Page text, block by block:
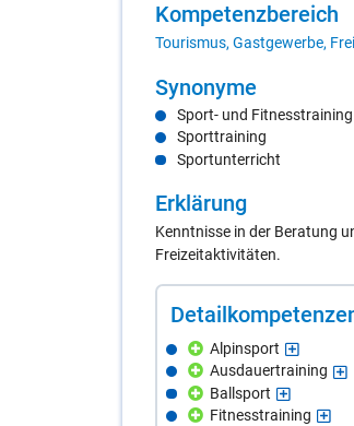
Kom­pe­tenz­be­reich
Tourismus, Gastgewerbe,
Syn­ony­me
Sport- und Fitnesstraining
Sporttraining
Sportunterricht
Er­klä­rung
Kenntnisse in der Beratung
Freizeitaktivitäten.
Alpinsport
Ausdauertraining
Ballsport
Fitnesstraining